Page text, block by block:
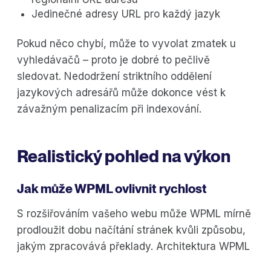
Jedinečné adresy URL pro každý jazyk
Pokud něco chybí, může to vyvolat zmatek u
vyhledávačů – proto je dobré to pečlivě
sledovat. Nedodržení striktního oddělení
jazykových adresářů může dokonce vést k
závažným penalizacím při indexování.
Realistický pohled na výkon
Jak může WPML ovlivnit rychlost
S rozšiřováním vašeho webu může WPML mírně
prodloužit dobu načítání stránek kvůli způsobu,
jakým zpracovává překlady. Architektura WPML